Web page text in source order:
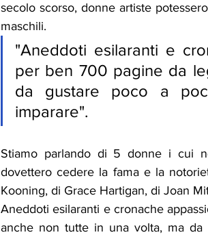
secolo scorso, donne artiste
maschili.
"Aneddoti esilaranti e
per ben 700 pagine da
da gustare poco a
imparare".
Stiamo parlando di 5 donne i cui
dovettero cedere la fama e la
Kooning, di Grace Hartigan, di Joan
Aneddoti esilaranti e cronache
anche non tutte in una volta, ma